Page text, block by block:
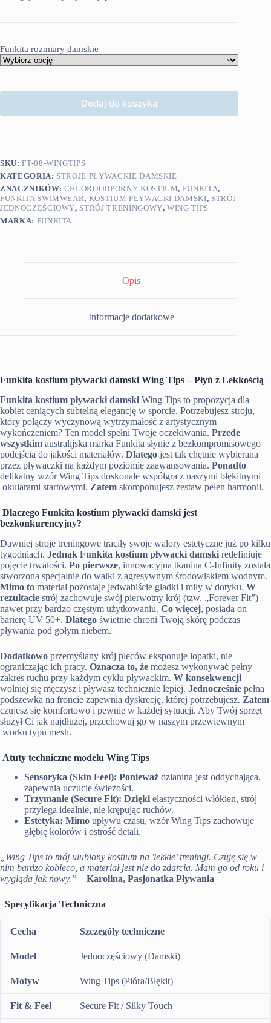
Funkita rozmiary damskie
Dodaj do koszyka
SKU:FT-08-WINGTIPS
KATEGORIA: STROJE PŁYWACKIE DAMSKIE
ZNACZNIKÓW: CHLOROODPORNY KOSTIUM, FUNKITA,
FUNKITA SWIMWEAR, KOSTIUM PŁYWACKI DAMSKI, STRÓJ
JEDNOCZĘŚCIOWY, STRÓJ TRENINGOWY,WING TIPS
MARKA: FUNKITA
Opis
Informacje dodatkowe
Funkita kostium pływacki damski Wing Tips – Płyń z Lekkością
Funkita kostium pływacki damski Wing Tips to propozycja dla
kobiet ceniących subtelną elegancję w sporcie. Potrzebujesz stroju,
który połączy wyczynową wytrzymałość z artystycznym
wykończeniem? Ten model spełni Twoje oczekiwania. Przede
wszystkim australijska marka Funkita słynie z bezkompromisowego
podejścia do jakości materiałów. Dlatego jest tak chętnie wybierana
przez pływaczki na każdym poziomie zaawansowania. Ponadto
delikatny wzór Wing Tips doskonale współgra z naszymi błękitnymi
okularami startowymi. Zatem skomponujesz zestaw pełen harmonii.
Dlaczego Funkita kostium pływacki damski jest
bezkonkurencyjny?
Dawniej stroje treningowe traciły swoje walory estetyczne już po kilku
tygodniach. Jednak Funkita kostium pływacki damski redefiniuje
pojęcie trwałości. Po pierwsze, innowacyjna tkanina C-Infinity została
stworzona specjalnie do walki z agresywnym środowiskiem wodnym.
Mimo to materiał pozostaje jedwabiście gładki i miły w dotyku. W
rezultacie strój zachowuje swój pierwotny krój (tzw. „Forever Fit”)
nawet przy bardzo częstym użytkowaniu. Co więcej, posiada on
barierę UV 50+. Dlatego świetnie chroni Twoją skórę podczas
pływania pod gołym niebem.
Dodatkowo przemyślany krój pleców eksponuje łopatki, nie
ograniczając ich pracy. Oznacza to, że możesz wykonywać pełny
zakres ruchu przy każdym cyklu pływackim. W konsekwencji
wolniej się męczysz i pływasz technicznie lepiej. Jednocześnie pełna
podszewka na froncie zapewnia dyskrecję, której potrzebujesz. Zatem
czujesz się komfortowo i pewnie w każdej sytuacji. Aby Twój sprzęt
służył Ci jak najdłużej, przechowuj go w naszym przewiewnym
worku typu mesh.
Atuty techniczne modelu Wing Tips
Sensoryka (Skin Feel): Ponieważ dzianina jest oddychająca,
zapewnia uczucie świeżości.
Trzymanie (Secure Fit): Dzięki elastyczności włókien, strój
przylega idealnie, nie krępując ruchów.
Estetyka: Mimo upływu czasu, wzór Wing Tips zachowuje
głębię kolorów i ostrość detali.
„Wing Tips to mój ulubiony kostium na 'lekkie’ treningi. Czuję się w
nim bardzo kobieco, a materiał jest nie do zdarcia. Mam go od roku i
wygląda jak nowy.” – Karolina, Pasjonatka Pływania
Specyfikacja Techniczna
Cecha Szczegóły techniczne
Model Jednoczęściowy (Damski)
Motyw Wing Tips (Pióra/Błękit)
Fit & Feel Secure Fit / Silky Touch